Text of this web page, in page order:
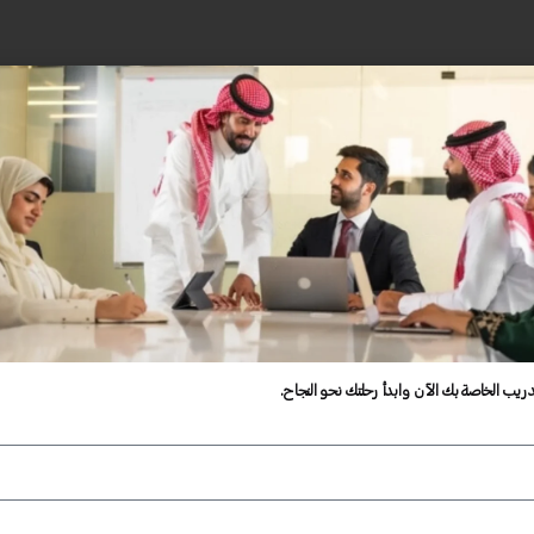
الخاصة بك الآن وابدأ رحلتك نحو النجاح.